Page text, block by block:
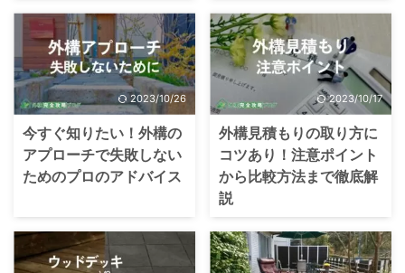
2023/10/26
今すぐ知りたい！外構の
アプローチで失敗しない
ためのプロのアドバイス
2023/10/17
外構見積もりの取り方に
コツあり！注意ポイント
から比較方法まで徹底解
説